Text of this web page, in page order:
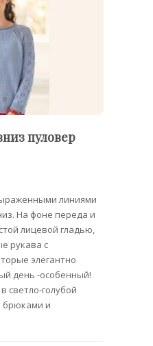
пуловер
линиями
На фоне переда и
лицевой гладью,
рукава с
элегантно
день -особенный!
светло-голубой
брюками и